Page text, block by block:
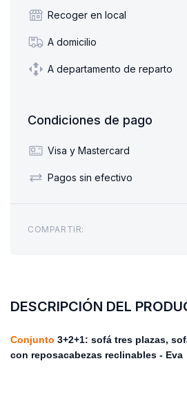
Recoger en local
A domicilio
A departamento de reparto
Condiciones de pago
Visa y Mastercard
Pagos sin efectivo
COMPARTIR:
DESCRIPCIÓN DEL
Conjunto 3+2+1: sofá tres plazas,
con reposacabezas reclinables - Eva